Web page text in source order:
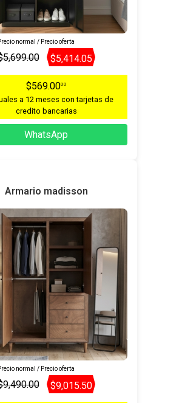
normal / Precio oferta
$5,414.05
$569.0000
a 12 meses con tarjetas de
credito bancarias
WhatsApp
Armario madisson
normal / Precio oferta
$9,015.50